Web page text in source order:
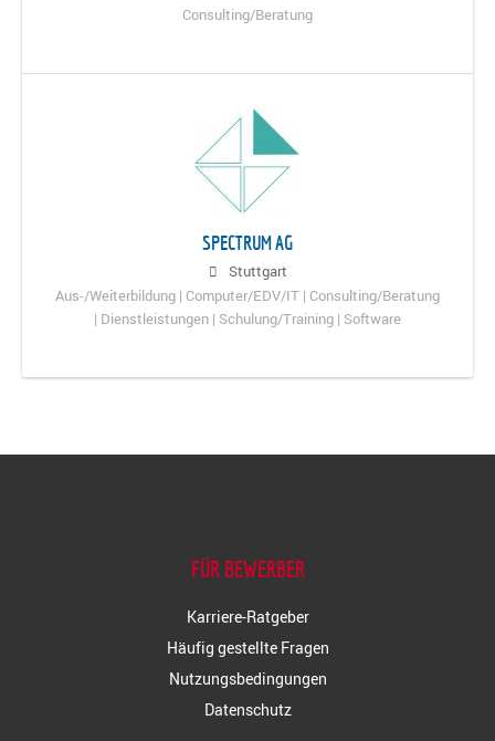
Consulting/Beratung
SPECTRUM AG
Stuttgart
Aus-/Weiterbildung | Computer/EDV/IT | Consulting/Beratung
| Dienstleistungen | Schulung/Training | Software
FÜR BEWERBER
Karriere-Ratgeber
Häufig gestellte Fragen
Nutzungsbedingungen
Datenschutz